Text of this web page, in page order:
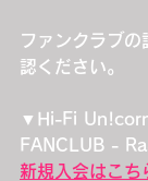
ファンクラブの
認ください。
▼Hi-Fi
FANCLUB -
新規入会はこち